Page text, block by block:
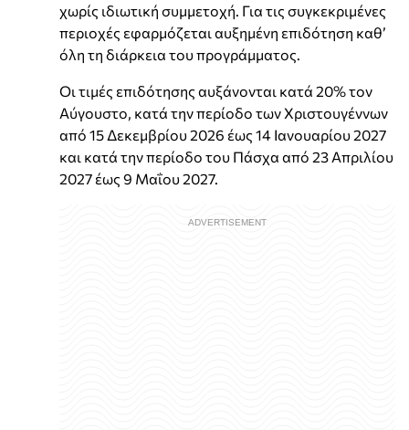
χωρίς ιδιωτική συμμετοχή. Για τις συγκεκριμένες
περιοχές εφαρμόζεται αυξημένη επιδότηση καθ’
όλη τη διάρκεια του προγράμματος.
Οι τιμές επιδότησης αυξάνονται κατά 20% τον
Αύγουστο, κατά την περίοδο των Χριστουγέννων
από 15 Δεκεμβρίου 2026 έως 14 Ιανουαρίου 2027
και κατά την περίοδο του Πάσχα από 23 Απριλίου
2027 έως 9 Μαΐου 2027.